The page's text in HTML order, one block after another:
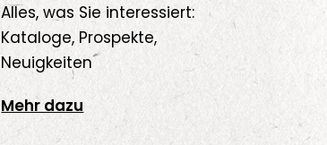
Alles, was Sie interessiert:
Kataloge, Prospekte,
Neuigkeiten
Mehr dazu